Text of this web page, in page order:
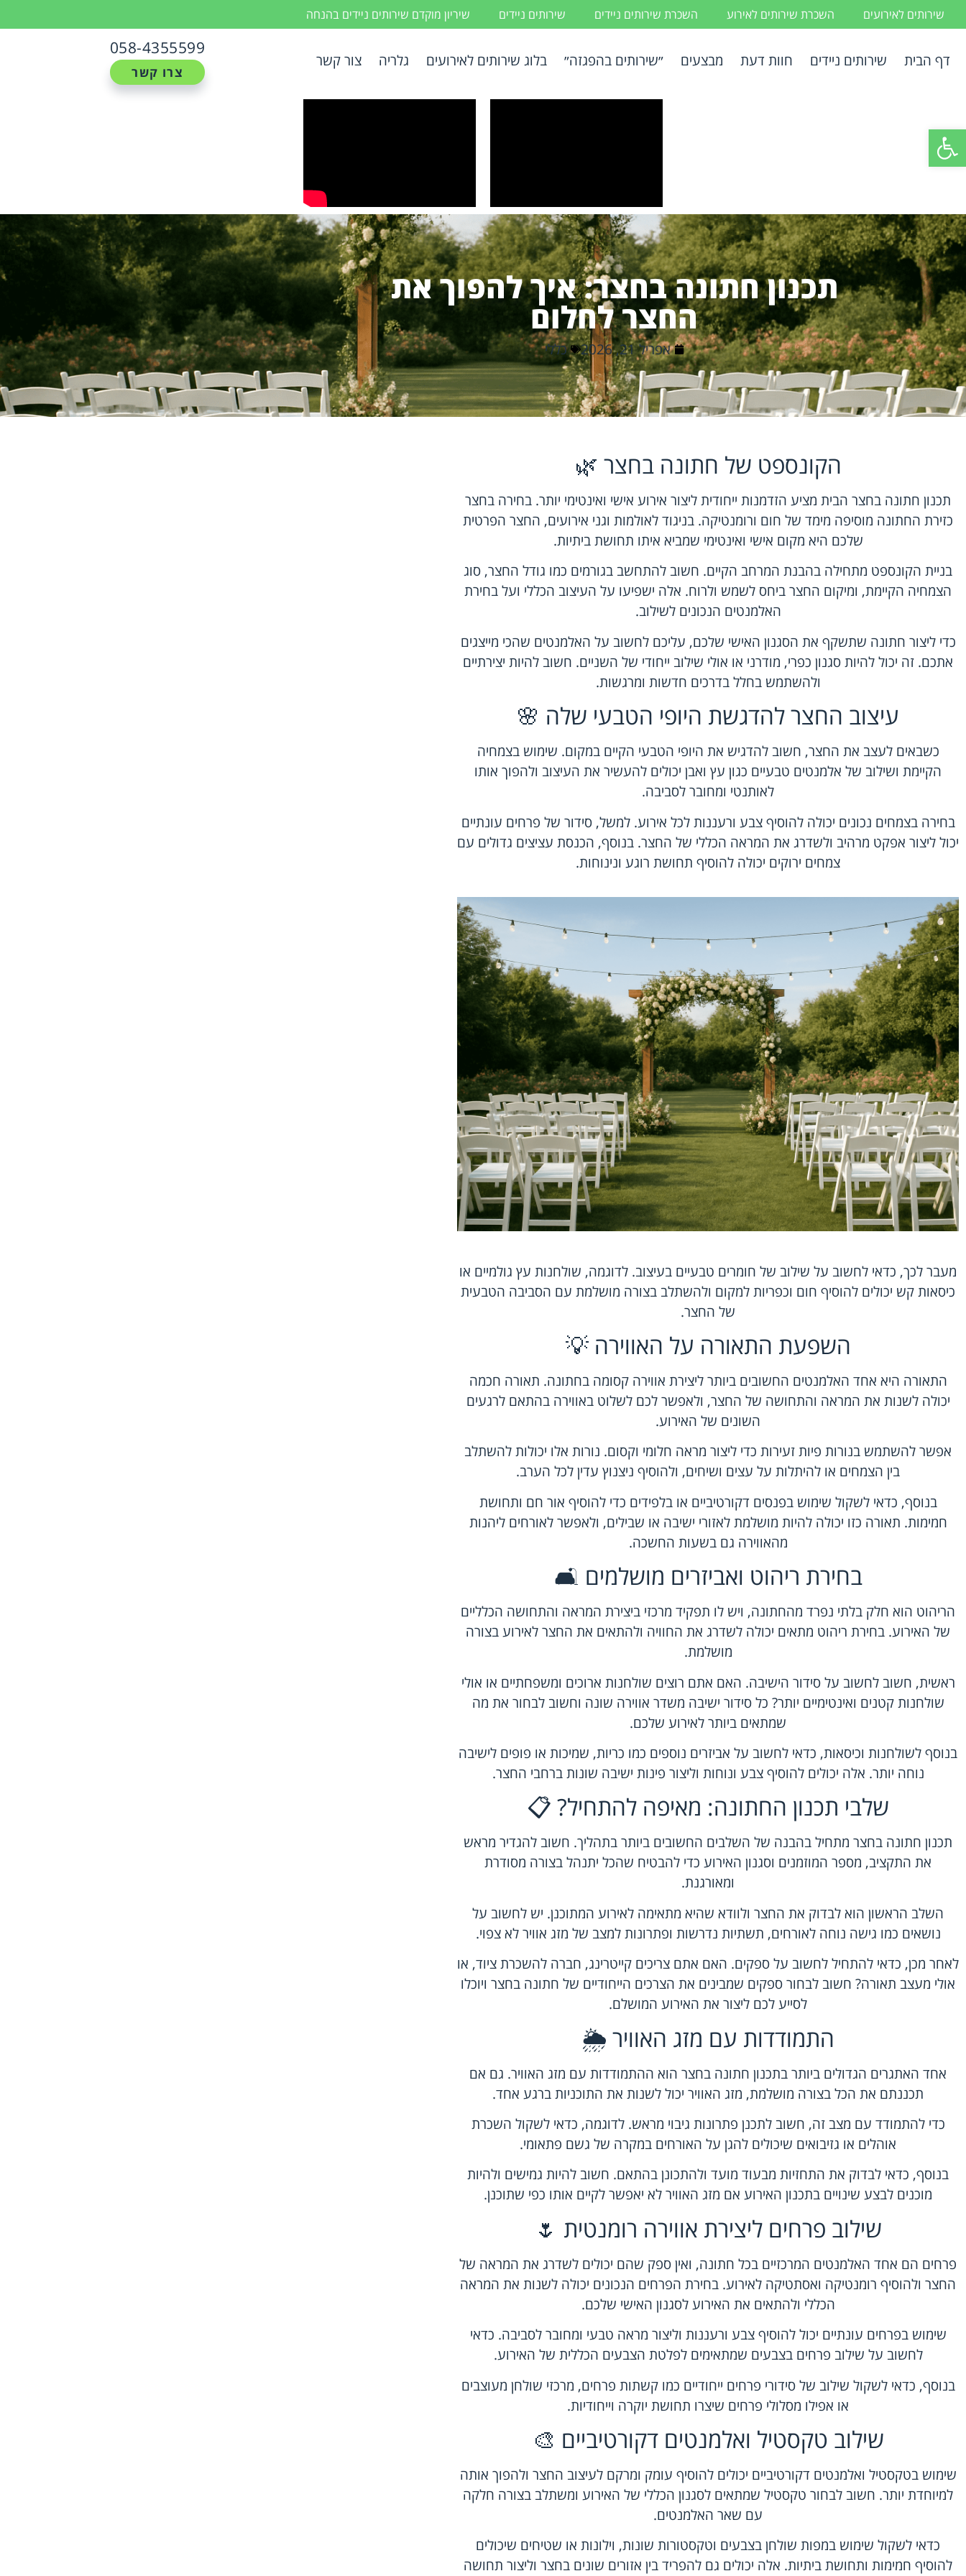
פתח סרגל נגישות
שירותים לאירועים השכרת שירותים לאירוע השכרת שירותים ניידים שירותים ניידים שיריון מוקדם שירותים ניידים בהנחה
דף הבית שירותים ניידים חוות דעת מבצעים ״שירותים בהפגזה״ בלוג שירותים לאירועים גלריה צור קשר
058-4355599
צרו קשר
תכנון חתונה בחצר: איך להפוך את
החצר לחלום
אפריל 21, 2026 כללי
הקונספט של חתונה בחצר 🌿
תכנון חתונה בחצר הבית מציע הזדמנות ייחודית ליצור אירוע אישי ואינטימי יותר. בחירה בחצר
כזירת החתונה מוסיפה מימד של חום ורומנטיקה. בניגוד לאולמות וגני אירועים, החצר הפרטית
שלכם היא מקום אישי ואינטימי שמביא איתו תחושת ביתיות.
בניית הקונספט מתחילה בהבנת המרחב הקיים. חשוב להתחשב בגורמים כמו גודל החצר, סוג
הצמחיה הקיימת, ומיקום החצר ביחס לשמש ולרוח. אלה ישפיעו על העיצוב הכללי ועל בחירת
האלמנטים הנכונים לשילוב.
כדי ליצור חתונה שתשקף את הסגנון האישי שלכם, עליכם לחשוב על האלמנטים שהכי מייצגים
אתכם. זה יכול להיות סגנון כפרי, מודרני או אולי שילוב ייחודי של השניים. חשוב להיות יצירתיים
ולהשתמש בחלל בדרכים חדשות ומרגשות.
עיצוב החצר להדגשת היופי הטבעי שלה 🌸
כשבאים לעצב את החצר, חשוב להדגיש את היופי הטבעי הקיים במקום. שימוש בצמחיה
הקיימת ושילוב של אלמנטים טבעיים כגון עץ ואבן יכולים להעשיר את העיצוב ולהפוך אותו
לאותנטי ומחובר לסביבה.
בחירה בצמחים נכונים יכולה להוסיף צבע ורעננות לכל אירוע. למשל, סידור של פרחים עונתיים
יכול ליצור אפקט מרהיב ולשדרג את המראה הכללי של החצר. בנוסף, הכנסת עציצים גדולים עם
צמחים ירוקים יכולה להוסיף תחושת רוגע ונינוחות.
מעבר לכך, כדאי לחשוב על שילוב של חומרים טבעיים בעיצוב. לדוגמה, שולחנות עץ גולמיים או
כיסאות קש יכולים להוסיף חום וכפריות למקום ולהשתלב בצורה מושלמת עם הסביבה הטבעית
של החצר.
השפעת התאורה על האווירה 💡
התאורה היא אחד האלמנטים החשובים ביותר ליצירת אווירה קסומה בחתונה. תאורה חכמה
יכולה לשנות את המראה והתחושה של החצר, ולאפשר לכם לשלוט באווירה בהתאם לרגעים
השונים של האירוע.
אפשר להשתמש בנורות פיות זעירות כדי ליצור מראה חלומי וקסום. נורות אלו יכולות להשתלב
בין הצמחים או להיתלות על עצים ושיחים, ולהוסיף ניצנוץ עדין לכל הערב.
בנוסף, כדאי לשקול שימוש בפנסים דקורטיביים או בלפידים כדי להוסיף אור חם ותחושת
חמימות. תאורה כזו יכולה להיות מושלמת לאזורי ישיבה או שבילים, ולאפשר לאורחים ליהנות
מהאווירה גם בשעות החשכה.
בחירת ריהוט ואביזרים מושלמים 🛋️
הריהוט הוא חלק בלתי נפרד מהחתונה, ויש לו תפקיד מרכזי ביצירת המראה והתחושה הכלליים
של האירוע. בחירת ריהוט מתאים יכולה לשדרג את החוויה ולהתאים את החצר לאירוע בצורה
מושלמת.
ראשית, חשוב לחשוב על סידור הישיבה. האם אתם רוצים שולחנות ארוכים ומשפחתיים או אולי
שולחנות קטנים ואינטימיים יותר? כל סידור ישיבה משדר אווירה שונה וחשוב לבחור את מה
שמתאים ביותר לאירוע שלכם.
בנוסף לשולחנות וכיסאות, כדאי לחשוב על אביזרים נוספים כמו כריות, שמיכות או פופים לישיבה
נוחה יותר. אלה יכולים להוסיף צבע ונוחות וליצור פינות ישיבה שונות ברחבי החצר.
שלבי תכנון החתונה: מאיפה להתחיל? 📋
תכנון חתונה בחצר מתחיל בהבנה של השלבים החשובים ביותר בתהליך. חשוב להגדיר מראש
את התקציב, מספר המוזמנים וסגנון האירוע כדי להבטיח שהכל יתנהל בצורה מסודרת
ומאורגנת.
השלב הראשון הוא לבדוק את החצר ולוודא שהיא מתאימה לאירוע המתוכנן. יש לחשוב על
נושאים כמו גישה נוחה לאורחים, תשתיות נדרשות ופתרונות למצב של מזג אוויר לא צפוי.
לאחר מכן, כדאי להתחיל לחשוב על ספקים. האם אתם צריכים קייטרינג, חברה להשכרת ציוד, או
אולי מעצב תאורה? חשוב לבחור ספקים שמבינים את הצרכים הייחודיים של חתונה בחצר ויוכלו
לסייע לכם ליצור את האירוע המושלם.
התמודדות עם מזג האוויר 🌦️
אחד האתגרים הגדולים ביותר בתכנון חתונה בחצר הוא ההתמודדות עם מזג האוויר. גם אם
תכננתם את הכל בצורה מושלמת, מזג האוויר יכול לשנות את התוכניות ברגע אחד.
כדי להתמודד עם מצב זה, חשוב לתכנן פתרונות גיבוי מראש. לדוגמה, כדאי לשקול השכרת
אוהלים או גזיבואים שיכולים להגן על האורחים במקרה של גשם פתאומי.
בנוסף, כדאי לבדוק את התחזיות מבעוד מועד ולהתכונן בהתאם. חשוב להיות גמישים ולהיות
מוכנים לבצע שינויים בתכנון האירוע אם מזג האוויר לא יאפשר לקיים אותו כפי שתוכנן.
שילוב פרחים ליצירת אווירה רומנטית 🌷
פרחים הם אחד האלמנטים המרכזיים בכל חתונה, ואין ספק שהם יכולים לשדרג את המראה של
החצר ולהוסיף רומנטיקה ואסתטיקה לאירוע. בחירת הפרחים הנכונים יכולה לשנות את המראה
הכללי ולהתאים את האירוע לסגנון האישי שלכם.
שימוש בפרחים עונתיים יכול להוסיף צבע ורעננות וליצור מראה טבעי ומחובר לסביבה. כדאי
לחשוב על שילוב פרחים בצבעים שמתאימים לפלטת הצבעים הכללית של האירוע.
בנוסף, כדאי לשקול שילוב של סידורי פרחים ייחודיים כמו קשתות פרחים, מרכזי שולחן מעוצבים
או אפילו מסלולי פרחים שיצרו תחושת יוקרה וייחודיות.
שילוב טקסטיל ואלמנטים דקורטיביים 🎨
שימוש בטקסטיל ואלמנטים דקורטיביים יכולים להוסיף עומק ומרקם לעיצוב החצר ולהפוך אותה
למיוחדת יותר. חשוב לבחור טקסטיל שמתאים לסגנון הכללי של האירוע ומשתלב בצורה חלקה
עם שאר האלמנטים.
כדאי לשקול שימוש במפות שולחן בצבעים וטקסטורות שונות, וילונות או שטיחים שיכולים
להוסיף חמימות ותחושת ביתיות. אלה יכולים גם להפריד בין אזורים שונים בחצר וליצור תחושה